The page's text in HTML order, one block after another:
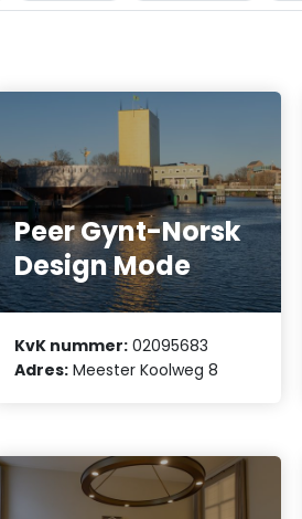
Peer Gynt-Norsk
Design Mode
KvK nummer: 02095683
Adres: Meester Koolweg 8